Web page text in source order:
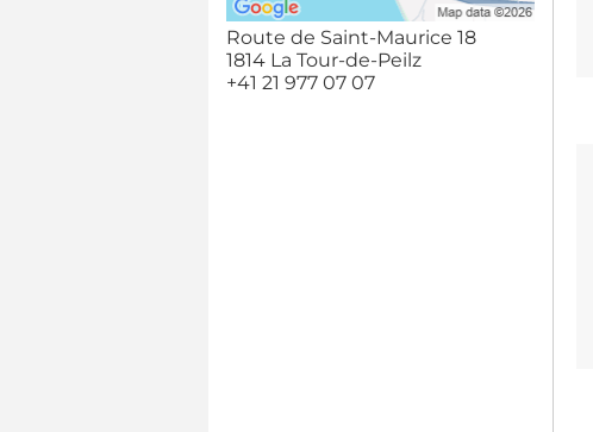
Route de Saint-Maurice 18
1814 La Tour-de-Peilz
+41 21 977 07 07